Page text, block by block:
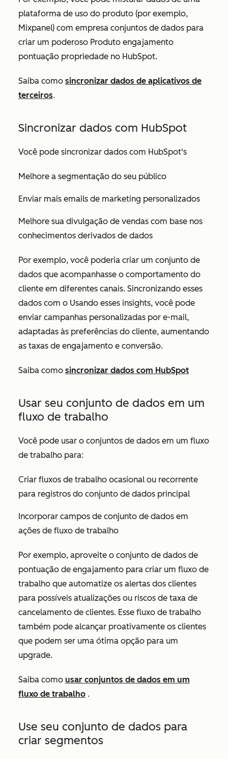
plataforma de uso do produto (por exemplo,
Mixpanel) com empresa conjuntos de dados para
criar um poderoso Produto engajamento
pontuação propriedade no HubSpot.
Saiba como sincronizar dados de aplicativos de
terceiros.
Sincronizar dados com HubSpot
Você pode sincronizar dados com HubSpot's
Melhore a segmentação do seu público
Enviar mais emails de marketing personalizados
Melhore sua divulgação de vendas com base nos
conhecimentos derivados de dados
Por exemplo, você poderia criar um conjunto de
dados que acompanhasse o comportamento do
cliente em diferentes canais. Sincronizando esses
dados com o Usando esses insights, você pode
enviar campanhas personalizadas por e-mail,
adaptadas às preferências do cliente, aumentando
as taxas de engajamento e conversão.
Saiba como sincronizar dados com HubSpot
Usar seu conjunto de dados em um
fluxo de trabalho
Você pode usar o conjuntos de dados em um fluxo
de trabalho para:
Criar fluxos de trabalho ocasional ou recorrente
para registros do conjunto de dados principal
Incorporar campos de conjunto de dados em
ações de fluxo de trabalho
Por exemplo, aproveite o conjunto de dados de
pontuação de engajamento para criar um fluxo de
trabalho que automatize os alertas dos clientes
para possíveis atualizações ou riscos de taxa de
cancelamento de clientes. Esse fluxo de trabalho
também pode alcançar proativamente os clientes
que podem ser uma ótima opção para um
upgrade.
Saiba como usar conjuntos de dados em um
fluxo de trabalho .
Use seu conjunto de dados para
criar segmentos